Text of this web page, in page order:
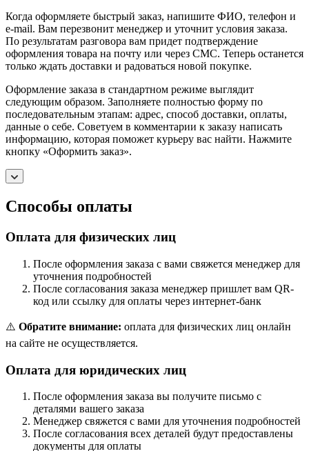
Когда оформляете быстрый заказ, напишите ФИО, телефон и
e-mail. Вам перезвонит менеджер и уточнит условия заказа.
По результатам разговора вам придет подтверждение
оформления товара на почту или через СМС. Теперь останется
только ждать доставки и радоваться новой покупке.
Оформление заказа в стандартном режиме выглядит
следующим образом. Заполняете полностью форму по
последовательным этапам: адрес, способ доставки, оплаты,
данные о себе. Советуем в комментарии к заказу написать
информацию, которая поможет курьеру вас найти. Нажмите
кнопку «Оформить заказ».
Способы оплаты
Оплата для физических лиц
После оформления заказа с вами свяжется менеджер для
уточнения подробностей
После согласования заказа менеджер пришлет вам QR-
код или ссылку для оплаты через интернет-банк
⚠️ Обратите внимание: оплата для физических лиц онлайн
на сайте не осуществляется.
Оплата для юридических лиц
После оформления заказа вы получите письмо с
деталями вашего заказа
Менеджер свяжется с вами для уточнения подробностей
После согласования всех деталей будут предоставлены
документы для оплаты